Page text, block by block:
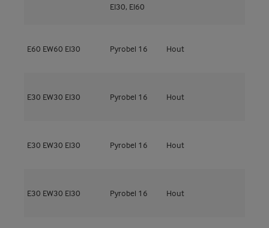
EI30, EI60
E60 EW60 EI30 Pyrobel 16 Hout
E30 EW30 EI30 Pyrobel 16 Hout
E30 EW30 EI30 Pyrobel 16 Hout
E30 EW30 EI30 Pyrobel 16 Hout